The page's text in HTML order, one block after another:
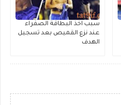
سبب اخذ البطاقة الصفراء
عند نزع القميص بعد تسجيل
الهدف